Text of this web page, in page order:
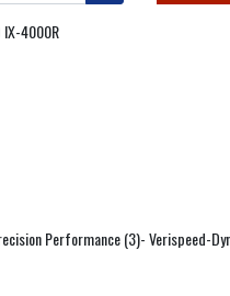
IX-4000R
Performance (3)- Verispeed-